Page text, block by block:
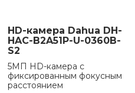
HD-камера Dahua DH-
HAC-B2A51P-U-0360B-
S2
5МП HD-камера с
фиксированным фокусным
расстоянием